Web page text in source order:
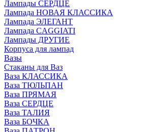
Лампады СЕРДЦЕ
Лампада НОВАЯ КЛАССИКА
Лампада ЭЛЕГАНТ
Лампада CAGGIATI
Лампады ДРУГИЕ
Корпуса для лампад
Вазы
Стаканы для Ваз
Ваза КЛАССИКА
Ваза ТЮЛЬПАН
Ваза ПРЯМАЯ
Ваза СЕРДЦЕ
Ваза ТАЛИЯ
Ваза БОЧКА